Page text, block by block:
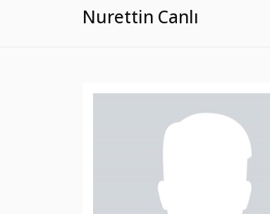
Nurettin Canlı